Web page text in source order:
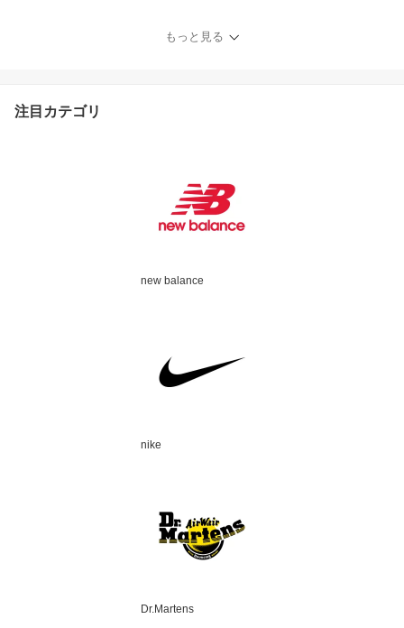
IFME スリッポンタイプ
スペアインソール
もっと見る
注目カテゴリ
new balance
nike
Dr.Martens